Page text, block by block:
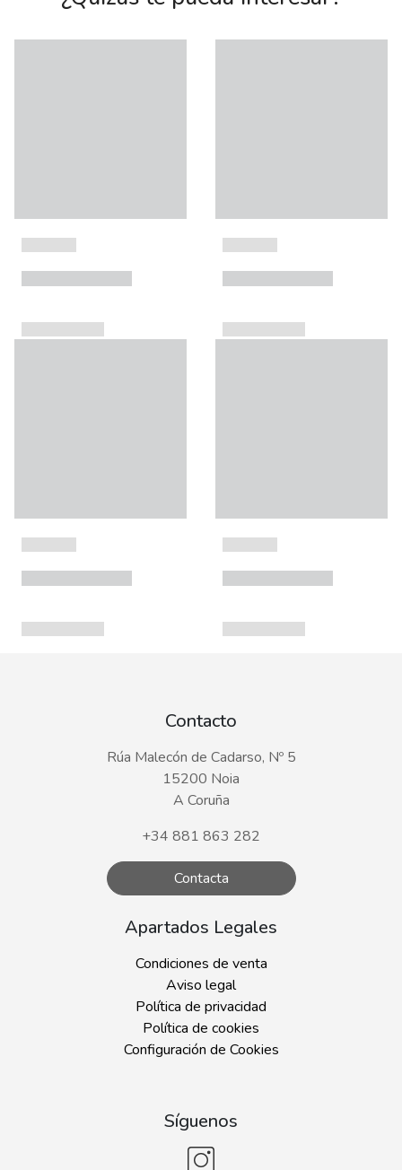
Contacto
Rúa Malecón de Cadarso, Nº 5
15200 Noia
A Coruña
+34 881 863 282
Contacta
Apartados Legales
Condiciones de venta
Aviso legal
Política de privacidad
Política de cookies
Configuración de Cookies
Síguenos